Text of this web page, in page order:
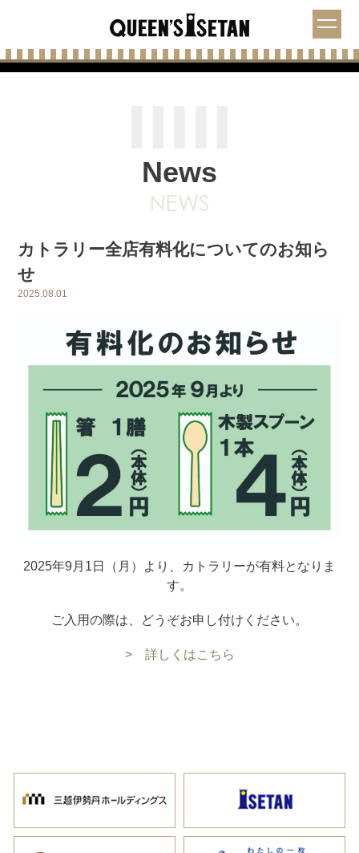
News
カトラリー全店有料化についてのお知ら
せ
2025.08.01
2025年9月1日（月）より、カトラリーが有料となりま
す。
ご入用の際は、どうぞお申し付けください。
> 詳しくはこちら